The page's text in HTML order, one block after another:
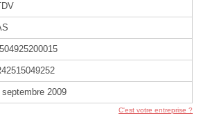
septembre 2009
C'est votre entreprise ?